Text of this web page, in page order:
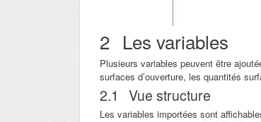
2 Les variables
Plusieurs variables peuvent être
surfaces d’ouverture, les quantités
2.1 Vue structure
Les variables importées sont